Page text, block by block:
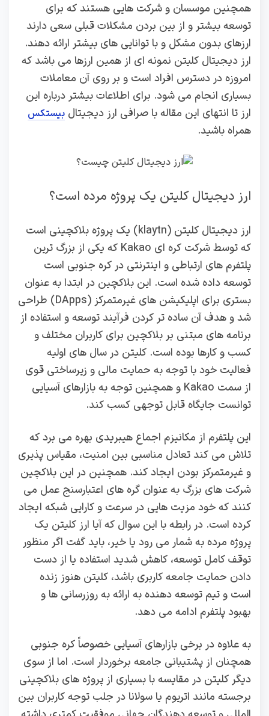
همچنین موسسان و شرکت هایی هستند که برای
توسعه بیشتر و از بین بردن مشکلات قبلی سعی دارند
ارزهای بدون مشکل و با توانایی های بیشتر ارائه دهند.
ارز دیجیتال کلیتن نمونه ای از همین ارزها می باشد که
امروزه در دسترس افراد است و بر روی آن معاملات
بسیاری انجام می شود. برای اطلاعات بیشتر درباره این
ارز تا انتهای این مقاله با صرافی ارز دیجیتال بیستکس
همراه باشید.
ارز دیجیتال کلیتن یک پروژه مرده است؟
ارز دیجیتال کلیتن (klaytn) یک پروژه بلاکچینی است
که توسط شرکت کره‌ ای Kakao که یکی از بزرگ‌ ترین
پلتفرم‌ های ارتباطی و اینترنتی در کره جنوبی است
توسعه داده شده است. این بلاکچین در ابتدا به عنوان
بستری برای اپلیکیشن‌ های غیرمتمرکز (DApps) طراحی
شد و هدف آن ساده‌ تر کردن فرآیند توسعه و استفاده از
برنامه‌ های مبتنی بر بلاکچین برای کاربران مختلف و
کسب‌ و کارها بوده است. کلیتن در سال‌ های اولیه
فعالیت خود با توجه به حمایت مالی و زیرساختی قوی
از سمت Kakao و همچنین توجه به بازارهای آسیایی
توانست جایگاه قابل‌ توجهی کسب کند.
این پلتفرم از مکانیزم اجماع هیبریدی بهره می‌ برد که
تلاش می‌ کند تعادل مناسبی بین امنیت، مقیاس‌ پذیری
و غیرمتمرکز بودن ایجاد کند. همچنین در این بلاکچین
شرکت‌ های بزرگ به عنوان گره‌ های اعتبارسنج عمل می‌
کنند که خود مزیت‌ هایی در سرعت و کارایی شبکه ایجاد
کرده است. در رابطه با این سوال که آیا ارز کلیتن یک
پروژه مرده به شمار می رود یا خیر، باید گفت اگر منظور
توقف کامل توسعه، کاهش شدید استفاده یا از دست
دادن حمایت جامعه کاربری باشد، کلیتن هنوز زنده
است و تیم توسعه‌ دهنده به ارائه به‌ روزرسانی‌ ها و
بهبود پلتفرم ادامه می‌ دهد.
به‌ علاوه در برخی بازارهای آسیایی خصوصاً کره جنوبی
همچنان از پشتیبانی جامعه برخوردار است. اما از سوی
دیگر کلیتن در مقایسه با بسیاری از پروژه‌ های بلاکچینی
برجسته مانند اتریوم یا سولانا در جلب توجه کاربران بین‌